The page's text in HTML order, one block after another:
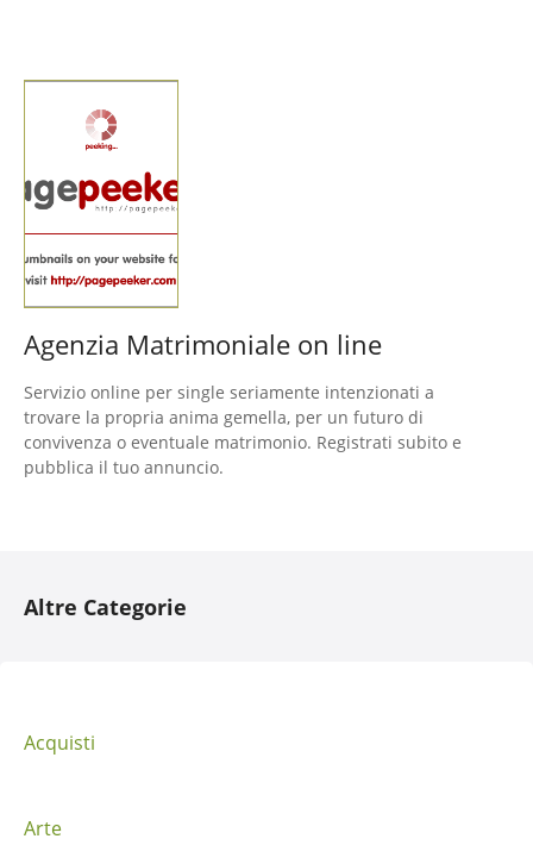
Agenzia Matrimoniale on line
Servizio online per single seriamente intenzionati a
trovare la propria anima gemella, per un futuro di
convivenza o eventuale matrimonio. Registrati subito e
pubblica il tuo annuncio.
a
a
Altre Categorie
Acquisti
Arte